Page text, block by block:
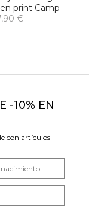
print Camp
€
-10% EN
con artículos